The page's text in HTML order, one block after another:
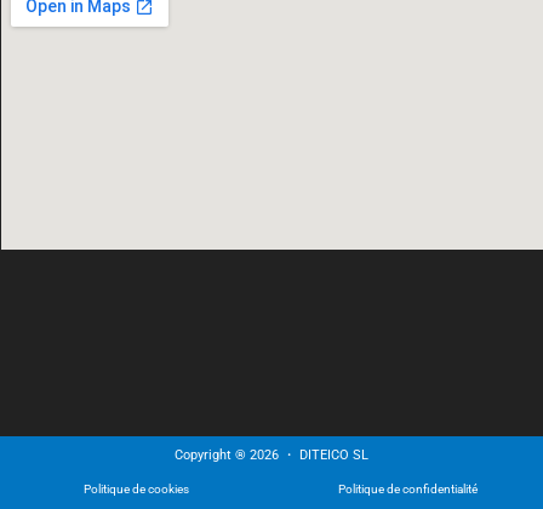
Copyright ® 2026 ・ DITEICO SL
Politique de cookies Politique de confidentialité